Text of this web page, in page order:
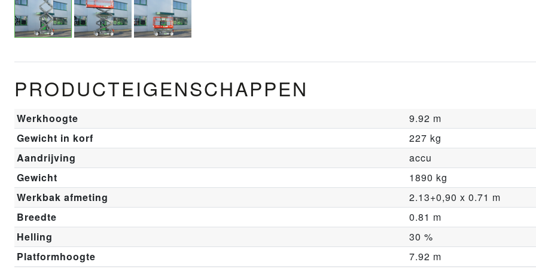
PRODUCTEIGENSCHAPPEN
Werkhoogte
9.92 m
Gewicht in korf
227 kg
Aandrijving
accu
Gewicht
1890 kg
Werkbak afmeting
2.13+0,90 x 0.71 m
Breedte
0.81 m
Helling
30 %
Platformhoogte
7.92 m